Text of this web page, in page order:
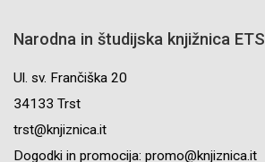
Narodna in študijska knjižnica ETS
Ul. sv. Frančiška 20
34133 Trst
trst@knjiznica.it
Dogodki in promocija: promo@knjiznica.it